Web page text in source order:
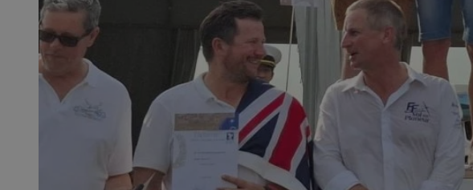
Niezbędne Wydajność
Niezbędne pliki cookie umożliwiają
zarządzanie kontem. Bez niezbędnych plików
Nazwa
Domena
SessID mojegliwice.pl